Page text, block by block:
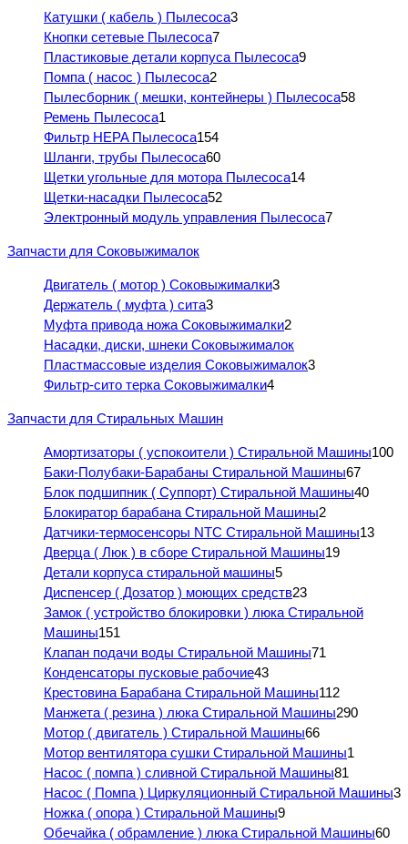
Катушки ( кабель ) Пылесоса3
Кнопки сетевые Пылесоса7
Пластиковые детали корпуса Пылесоса9
Помпа ( насос ) Пылесоса2
Пылесборник ( мешки, контейнеры ) Пылесоса58
Ремень Пылесоса1
Фильтр HEPA Пылесоса154
Шланги, трубы Пылесоса60
Щетки угольные для мотора Пылесоса14
Щетки-насадки Пылесоса52
Электронный модуль управления Пылесоса7
Запчасти для Соковыжималок
Двигатель ( мотор ) Соковыжималки3
Держатель ( муфта ) сита3
Муфта привода ножа Соковыжималки2
Насадки, диски, шнеки Соковыжималок
Пластмассовые изделия Соковыжималок3
Фильтр-сито терка Соковыжималки4
Запчасти для Стиральных Машин
Амортизаторы ( успокоители ) Стиральной Машины100
Баки-Полубаки-Барабаны Стиральной Машины67
Блок подшипник ( Суппорт) Стиральной Машины40
Блокиратор барабана Стиральной Машины2
Датчики-термосенсоры NTC Стиральной Машины13
Дверца ( Люк ) в сборе Стиральной Машины19
Детали корпуса стиральной машины5
Диспенсер ( Дозатор ) моющих средств23
Замок ( устройство блокировки ) люка Стиральной
Машины151
Клапан подачи воды Стиральной Машины71
Конденсаторы пусковые рабочие43
Крестовина Барабана Стиральной Машины112
Манжета ( резина ) люка Стиральной Машины290
Мотор ( двигатель ) Стиральной Машины66
Мотор вентилятора сушки Стиральной Машины1
Насос ( помпа ) сливной Стиральной Машины81
Насос ( Помпа ) Циркуляционный Стиральной Машины3
Ножка ( опора ) Стиральной Машины9
Обечайка ( обрамление ) люка Стиральной Машины60